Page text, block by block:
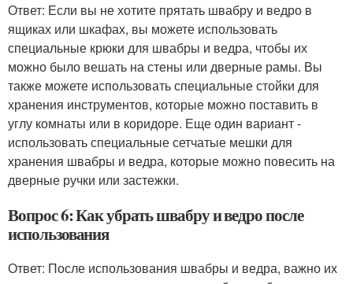
Ответ: Если вы не хотите прятать швабру и ведро в
ящиках или шкафах, вы можете использовать
специальные крюки для швабры и ведра, чтобы их
можно было вешать на стены или дверные рамы. Вы
также можете использовать специальные стойки для
хранения инструментов, которые можно поставить в
углу комнаты или в коридоре. Еще один вариант -
использовать специальные сетчатые мешки для
хранения швабры и ведра, которые можно повесить на
дверные ручки или застежки.
Вопрос 6: Как убрать швабру и ведро после
использования
Ответ: После использования швабры и ведра, важно их